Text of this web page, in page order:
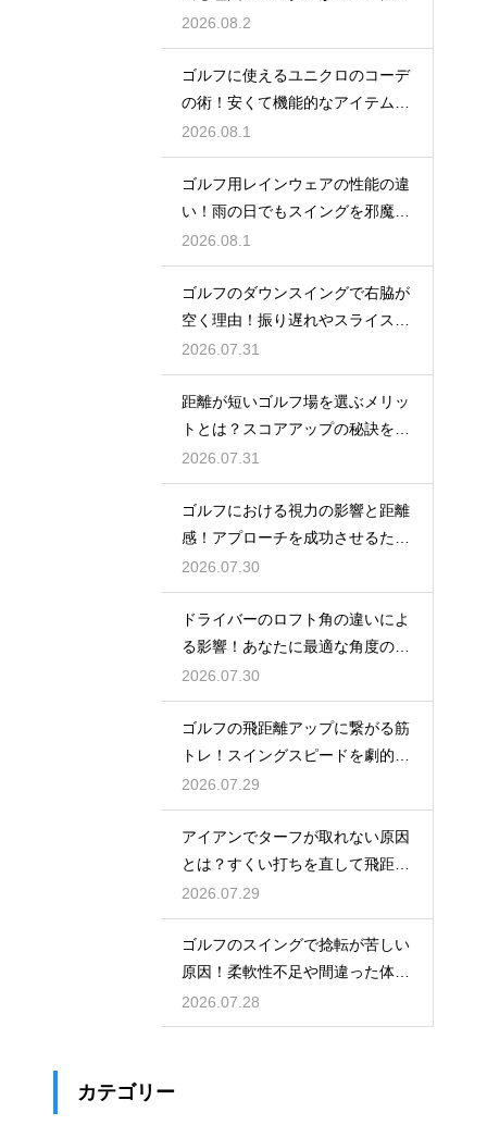
結するから
2026.08.2
ゴルフに使えるユニクロのコーデ
の術！安くて機能的なアイテムで
おしゃれに
2026.08.1
ゴルフ用レインウェアの性能の違
い！雨の日でもスイングを邪魔し
ない選び方
2026.08.1
ゴルフのダウンスイングで右脇が
空く理由！振り遅れやスライスを
防ぐ改善
2026.07.31
距離が短いゴルフ場を選ぶメリッ
トとは？スコアアップの秘訣を公
開
2026.07.31
ゴルフにおける視力の影響と距離
感！アプローチを成功させるため
の目のケア
2026.07.30
ドライバーのロフト角の違いによ
る影響！あなたに最適な角度の選
び方
2026.07.30
ゴルフの飛距離アップに繋がる筋
トレ！スイングスピードを劇的に
上げる鍛え方
2026.07.29
アイアンでターフが取れない原因
とは？すくい打ちを直して飛距離
を伸ばす
2026.07.29
ゴルフのスイングで捻転が苦しい
原因！柔軟性不足や間違った体の
使い方
2026.07.28
カテゴリー